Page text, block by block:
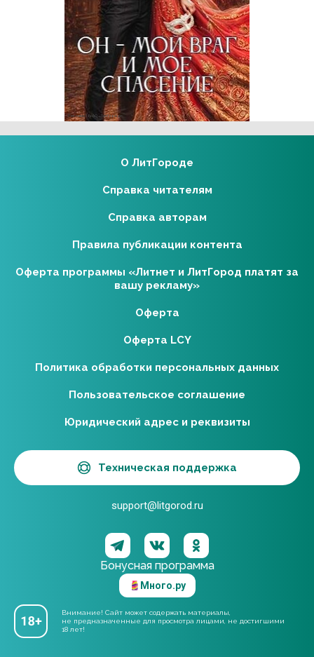
Реклама 18+ АО «ЛитГород»
Бонусная программа
Много.ру
Внимание! Сайт может содержать материалы,
не предназначенные для просмотра лицами, не достигшими
18 лет!
О ЛитГороде
Справка читателям
Справка авторам
Правила публикации контента
Оферта программы «Литнет и ЛитГород платят за
вашу рекламу»
Оферта
Оферта LCY
Политика обработки персональных данных
Пользовательское соглашение
Юридический адрес и реквизиты
Техническая поддержка
support@litgorod.ru